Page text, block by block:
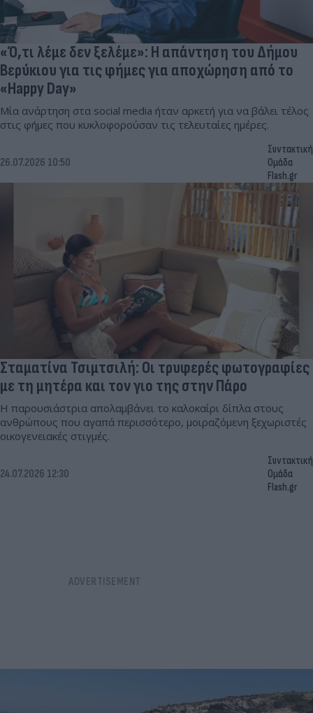
«Ό,τι λέμε δεν ξελέμε»: Η απάντηση του Δήμου
Βερύκιου για τις φήμες για αποχώρηση από το
«Happy Day»
Μία ανάρτηση στα social media ήταν αρκετή για να βάλει τέλος
στις φήμες που κυκλοφορούσαν τις τελευταίες ημέρες.
26.07.2026 10:50
Συντακτική
Ομάδα
Flash.gr
Σταματίνα Τσιμτσιλή: Οι τρυφερές φωτογραφίες
με τη μητέρα και τον γιο της στην Πάρο
Η παρουσιάστρια απολαμβάνει το καλοκαίρι δίπλα στους
ανθρώπους που αγαπά περισσότερο, μοιραζόμενη ξεχωριστές
οικογενειακές στιγμές.
24.07.2026 12:30
Συντακτική
Ομάδα
Flash.gr